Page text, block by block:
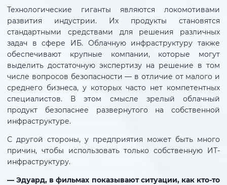
Технологические гиганты являются локомотивами
развития индустрии. Их продукты становятся
стандартными средствами для решения различных
задач в сфере ИБ. Облачную инфраструктуру также
обеспечивают крупные компании, которые могут
выделить достаточную экспертизу на решение в том
числе вопросов безопасности — в отличие от малого и
среднего бизнеса, у которых часто нет компетентных
специалистов. В этом смысле зрелый облачный
продукт безопаснее развернутого на собственной
инфраструктуре.
С другой стороны, у предприятия может быть много
причин, чтобы использовать только собственную ИТ-
инфраструктуру.
— Эдуард, в фильмах показывают ситуации, как кто-то